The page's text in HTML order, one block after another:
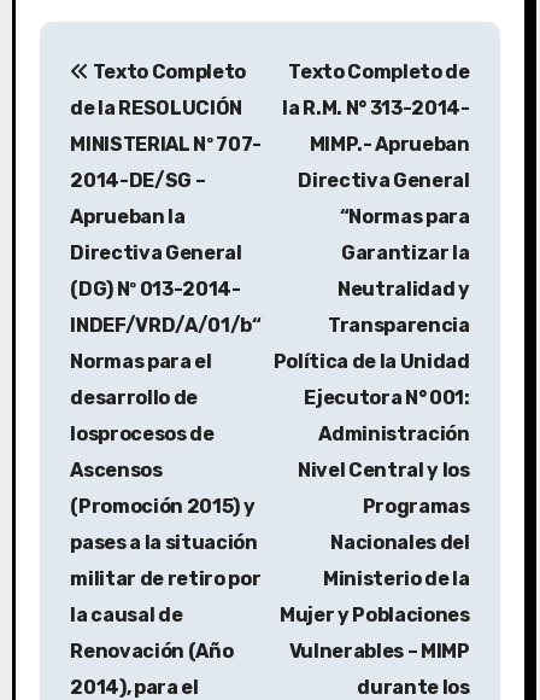
Texto Completo
de la RESOLUCIÓN
MINISTERIAL Nº 707-
2014-DE/SG –
Aprueban la
Directiva General
(DG) Nº 013-2014-
INDEF/VRD/A/01/b“
Normas para el
desarrollo de
losprocesos de
Ascensos
(Promoción 2015) y
pases a la situación
militar de retiro por
la causal de
Renovación (Año
2014), para el
Texto Completo de
la R.M. N° 313-2014-
MIMP.- Aprueban
Directiva General
“Normas para
Garantizar la
Neutralidad y
Transparencia
Política de la Unidad
Ejecutora N° 001:
Administración
Nivel Central y los
Programas
Nacionales del
Ministerio de la
Mujer y Poblaciones
Vulnerables – MIMP
durante los